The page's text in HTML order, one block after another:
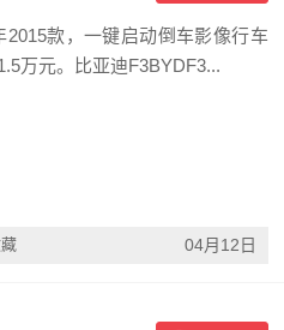
2015款，一键启动倒车影像行车
万元。比亚迪F3BYDF3...
04月12日